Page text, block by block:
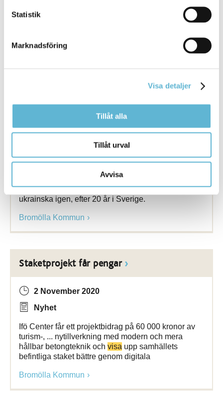
Statistik
Marknadsföring
Visa detaljer
Tillåt alla
Tillåt urval
Avvisa
drabbats av ett tekniskt fel som kan innebära ... oss
Visma
Bromölla Kommun
barn börjar
21 November 2024
klart att ta emot de ukrainska ... med samma
ursprung. Oksana Lukyanenko börjarundervisapå
ukrainska igen, efter 20 år i Sverige.
Bromölla Kommun
Staketprojekt får pengar
2 November 2020
Nyhet
Ifö Center får ett projektbidrag på 60 000 kronor av
turism-, ... nytillverkning med modern och mera
hållbar betongteknik och visa upp samhällets
befintliga staket bättre genom digitala
Bromölla Kommun